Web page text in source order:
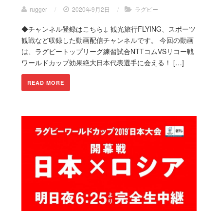
rugger / 2020年9月2日 / ラグビー
◆チャンネル登録はこちら↓ 観光旅行FLYING、スポーツ
観戦など収録した動画配信チャンネルです。 今回の動画
は、ラグビートップリーグ練習試合NTTコムVSリコー戦
ワールドカップ効果絶大日本代表選手に会える！ […]
READ MORE